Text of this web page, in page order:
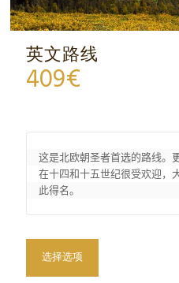
英文路线
409€
这是北欧朝圣者首选的路线。
在十四和十五世纪很受欢迎，
此得名。
选择选项